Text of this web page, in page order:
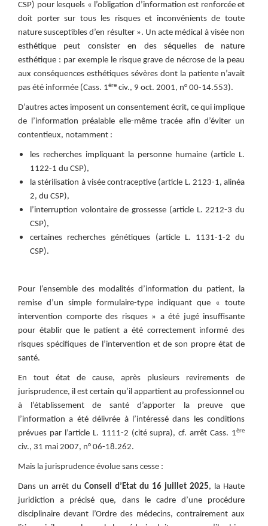
CSP) pour lesquels « l’obligation d’information est renforcée et
doit porter sur tous les risques et inconvénients de toute
nature susceptibles d’en résulter ». Un acte médical à visée non
esthétique peut consister en des séquelles de nature
esthétique : par exemple le risque grave de nécrose de la peau
aux conséquences esthétiques sévères dont la patiente n’avait
pas été informée (Cass. 1ère civ., 9 oct. 2001, n° 00-14.553).
D’autres actes imposent un consentement écrit, ce qui implique
de l’information préalable elle-même tracée afin d’éviter un
contentieux, notamment :
les recherches impliquant la personne humaine (article L.
1122-1 du CSP),
la stérilisation à visée contraceptive (article L. 2123-1, alinéa
2, du CSP),
l’interruption volontaire de grossesse (article L. 2212-3 du
CSP),
certaines recherches génétiques (article L. 1131-1-2 du
CSP).
Pour l’ensemble des modalités d’information du patient, la
remise d’un simple formulaire-type indiquant que « toute
intervention comporte des risques » a été jugé insuffisante
pour établir que le patient a été correctement informé des
risques spécifiques de l’intervention et de son propre état de
santé.
En tout état de cause, après plusieurs revirements de
jurisprudence, il est certain qu’il appartient au professionnel ou
à l’établissement de santé d’apporter la preuve que
l’information a été délivrée à l’intéressé dans les conditions
prévues par l’article L. 1111-2 (cité supra), cf. arrêt Cass. 1ère
civ., 31 mai 2007, n° 06-18.262.
Mais la jurisprudence évolue sans cesse :
Dans un arrêt du Conseil d’Etat du 16 juillet 2025, la Haute
juridiction a précisé que, dans le cadre d’une procédure
disciplinaire devant l’Ordre des médecins, contrairement aux